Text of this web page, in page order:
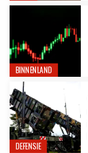
BINNENLAND
DEFENSIE